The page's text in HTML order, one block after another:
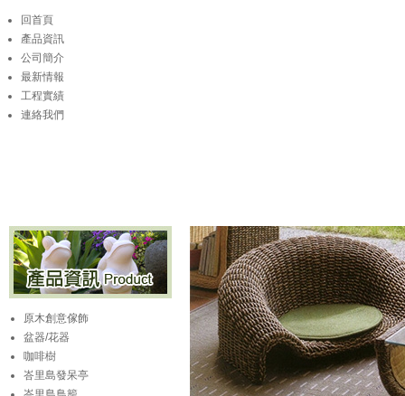
回首頁
產品資訊
公司簡介
最新情報
工程實績
連絡我們
原木創意傢飾
盆器/花器
咖啡樹
峇里島發呆亭